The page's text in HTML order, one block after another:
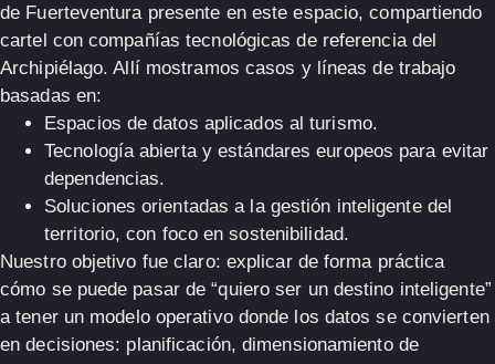
de Fuerteventurapresente en este espacio, compartiendo
cartel con compañías tecnológicas de referencia del
Archipiélago. Allí mostramos casos y líneas de trabajo
basadas en:
Espacios de datos aplicados al turismo.
Tecnología abiertay estándares europeos para evitar
dependencias.
Soluciones orientadas a la gestión inteligente del
territorio, con foco en sostenibilidad.
Nuestro objetivo fue claro: explicar de forma práctica
cómo se puede pasar de “quiero ser un destino inteligente”
atener un modelo operativodonde los datos se convierten
en decisiones: planificación, dimensionamiento de